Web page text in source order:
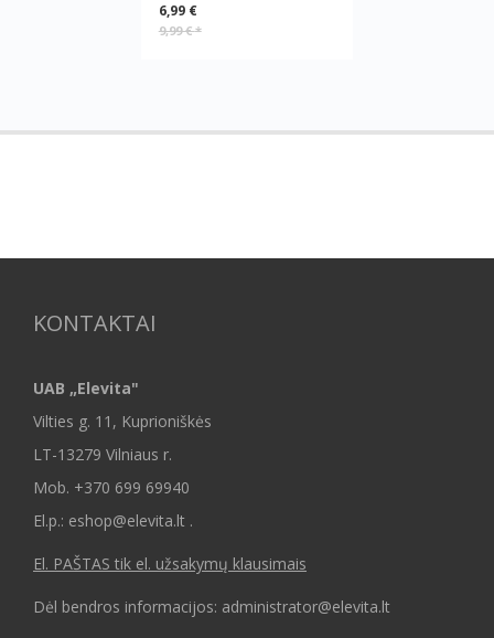
6,99 €
9,99 €*
KONTAKTAI
UAB „Elevita"
Vilties g. 11, Kuprioniškės
LT-13279 Vilniaus r.
Mob. +370 699 69940
El.p.: eshop@elevita.lt .
El. PAŠTAS tik el. užsakymų klausimais
Dėl bendros informacijos: administrator@elevita.lt